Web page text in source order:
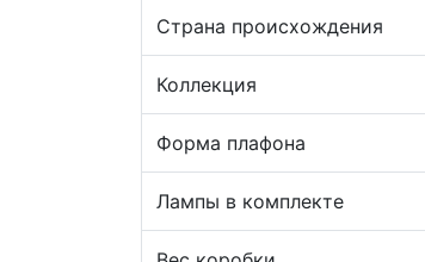
Страна происхождения
Коллекция
Форма плафона
Лампы в комплекте